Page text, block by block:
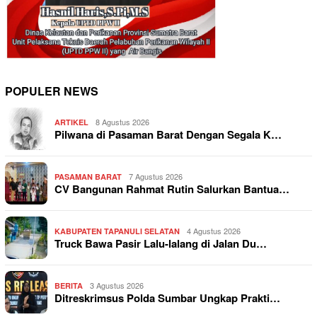
POPULER NEWS
ARTIKEL 8 Agustus 2026
Pilwana di Pasaman Barat Dengan Segala K…
PASAMAN BARAT 7 Agustus 2026
CV Bangunan Rahmat Rutin Salurkan Bantua…
KABUPATEN TAPANULI SELATAN 4 Agustus 2026
Truck Bawa Pasir Lalu-lalang di Jalan Du…
BERITA 3 Agustus 2026
Ditreskrimsus Polda Sumbar Ungkap Prakti…